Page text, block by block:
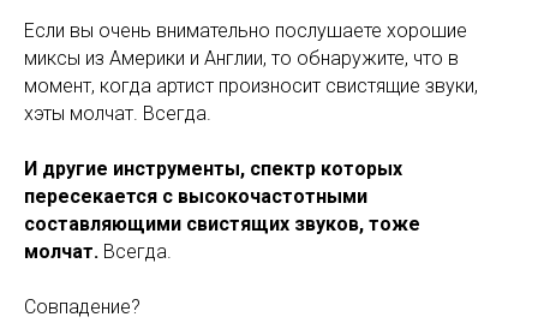
Если вы очень внимательно послушаете хорошие
миксы из Америки и Англии, то обнаружите, что в
момент, когда артист произносит свистящие звуки,
хэты молчат. Всегда.
И другие инструменты, спектр которых
пересекается с высокочастотными
составляющими свистящих звуков, тоже
молчат. Всегда.
Совпадение?